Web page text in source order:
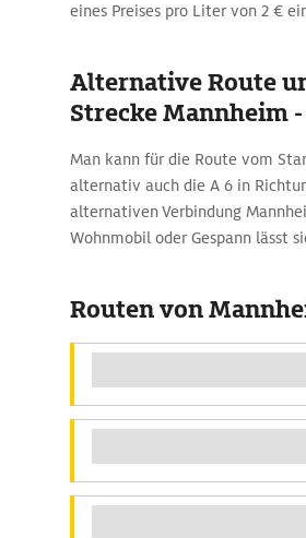
eines Preises pro Liter von 2 €
Alternative Route
Strecke Mannheim
Man kann für die Route vom
alternativ auch die A 6 in
alternativen Verbindung
Wohnmobil oder Gespann lässt
Routen von